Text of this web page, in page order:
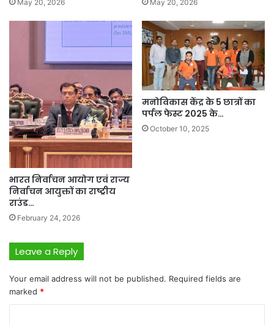
May 20, 2026 May 20, 2026
भारत निर्वाचन आयोग एवं राज्य
निर्वाचन आयुक्तों का राष्ट्रीय
राउंड…
February 24, 2026
मनोविकास केंद्र के 5 छात्रों का
पर्पल फेस्ट 2025 के…
October 10, 2025
Leave a Reply
Your email address will not be published. Required fields are
marked *